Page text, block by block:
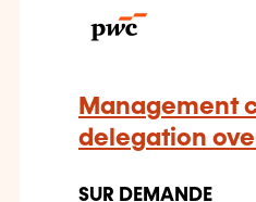
Management
delegation
SUR DEMANDE